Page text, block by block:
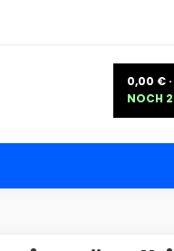
0,00 € ·
NOCH